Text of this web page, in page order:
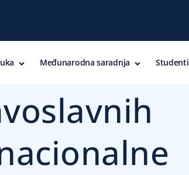
Međunarodna saradnja Studenti